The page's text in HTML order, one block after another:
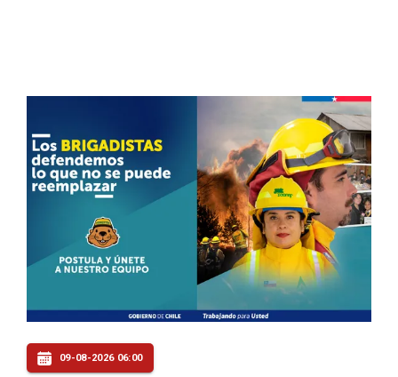
09-08-2026 06:00